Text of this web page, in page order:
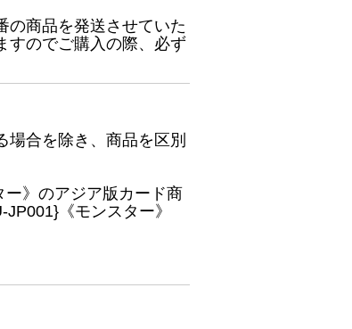
の商品を発送させていた
すのでご購入の際、必ず
場合を除き、商品を区別
》のアジア版カード商
《モンスター》